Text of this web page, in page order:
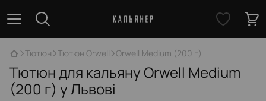
Тютюн Тютюн Orwell Orwell Medium (200 г)
Тютюн для кальяну Orwell Medium
(200 г) у Львові